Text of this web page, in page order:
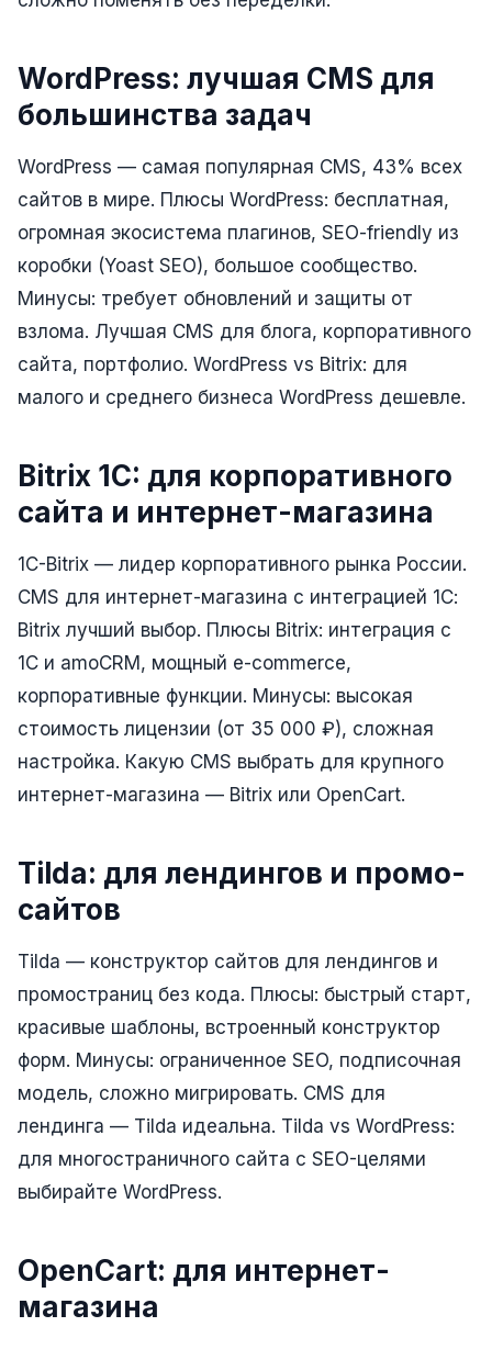
Реклама в Одноклассниках
ИНТЕРНЕТ-МАГАЗИНЫ
Настройка магазина
Интеграции
Омниканальность
1С интеграция
Платежные системы
CRM-системы
Интеграции и API
Чат-боты
Автоворонки
Бизнес-процессы
AI Агенты
SEO-ПРОДВИЖЕНИЕ
SEO-продвижение и раскрутка сайта
Юзабилити-аудит сайта
SEO-продвижение нового и молодого сайта
Ведение и поддержка сайта
SEO-консультация
+ ещё 6 услуг
SMM
ВКонтакте
WordPress: лучшая CMS для
большинства задач
WordPress — самая популярная CMS, 43% всех
сайтов в мире. Плюсы WordPress: бесплатная,
огромная экосистема плагинов, SEO-friendly из
коробки (Yoast SEO), большое сообщество.
Минусы: требует обновлений и защиты от
взлома. Лучшая CMS для блога, корпоративного
сайта, портфолио. WordPress vs Bitrix: для
малого и среднего бизнеса WordPress дешевле.
Bitrix 1C: для корпоративного
сайта и интернет-магазина
1C-Bitrix — лидер корпоративного рынка России.
CMS для интернет-магазина с интеграцией 1С:
Bitrix лучший выбор. Плюсы Bitrix: интеграция с
1С и amoCRM, мощный e-commerce,
корпоративные функции. Минусы: высокая
стоимость лицензии (от 35 000 ₽), сложная
настройка. Какую CMS выбрать для крупного
интернет-магазина — Bitrix или OpenCart.
Tilda: для лендингов и промо-
сайтов
Tilda — конструктор сайтов для лендингов и
промостраниц без кода. Плюсы: быстрый старт,
красивые шаблоны, встроенный конструктор
форм. Минусы: ограниченное SEO, подписочная
модель, сложно мигрировать. CMS для
лендинга — Tilda идеальна. Tilda vs WordPress:
для многостраничного сайта с SEO-целями
выбирайте WordPress.
OpenCart: для интернет-
магазина